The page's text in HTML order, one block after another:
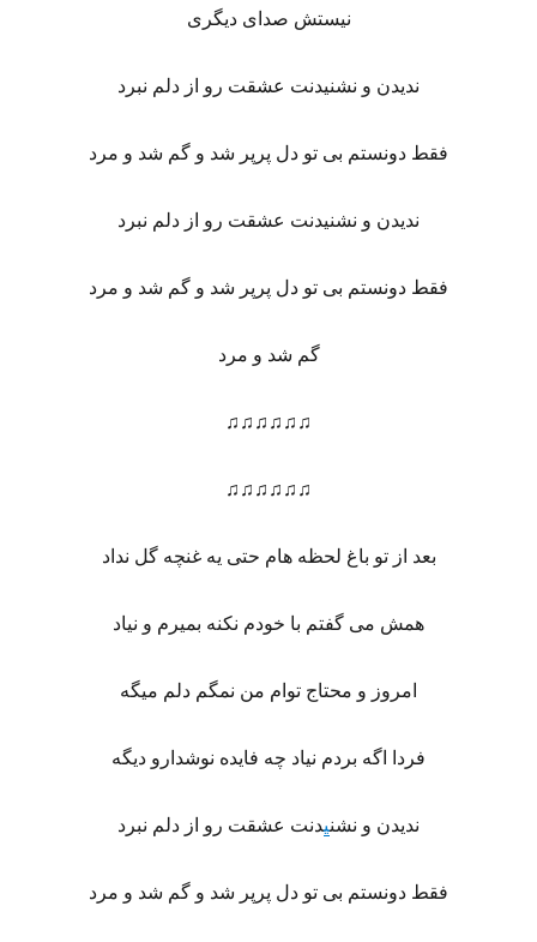
نیستش صدای دیگری
ندیدن و نشنیدنت عشقت رو از دلم نبرد
فقط دونستم بی تو دل پرپر شد و گم شد و مرد
ندیدن و نشنیدنت عشقت رو از دلم نبرد
فقط دونستم بی تو دل پرپر شد و گم شد و مرد
گم شد و مرد
♫♫♫♫♫♫
♫♫♫♫♫♫
بعد از تو باغ لحظه هام حتی یه غنچه گل نداد
همش می گفتم با خودم نکنه بمیرم و نیاد
امروز و محتاج توام من نمگم دلم میگه
فردا اگه بردم نیاد چه فایده نوشدارو دیگه
ندیدن و نشنیدنت عشقت رو از دلم نبرد
فقط دونستم بی تو دل پرپر شد و گم شد و مرد